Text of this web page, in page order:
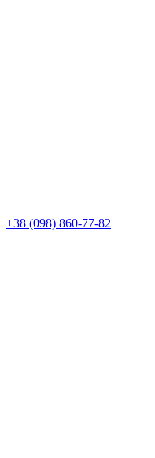
+38 (098) 860-77-82